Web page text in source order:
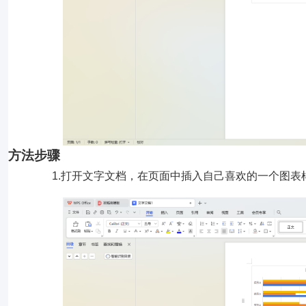
方法步骤
1.打开文字文档，在页面中插入自己喜欢的一个图表